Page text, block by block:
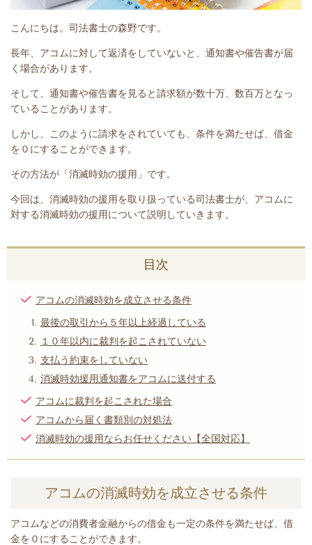
こんにちは。司法書士の森野です。
長年、アコムに対して返済をしていないと、通知書や催告書が届
く場合があります。
そして、通知書や催告書を見ると請求額が数十万、数百万となっ
ていることがあります。
しかし、このように請求をされていても、条件を満たせば、借金
を０にすることができます。
その方法が「消滅時効の援用」です。
今回は、 消滅時効の援用を取り扱っている司法書士が、アコムに
対する消滅時効の援用について説明していきます。
目次
アコムの消滅時効を成立させる条件
最後の取引から５年以上経過している
１０年以内に裁判を起こされていない
支払う約束をしていない
消滅時効援用通知書をアコムに送付する
アコムに裁判を起こされた場合
アコムから届く書類別の対処法
消滅時効の援用ならお任せください【全国対応】
アコムの消滅時効を成立させる条件
アコムなどの消費者金融からの借金も一定の条件を満たせば、借
金を０にすることができます。